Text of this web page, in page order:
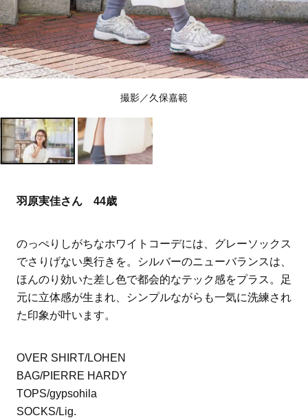
撮影／久保嘉範
羽原実佳さん 44歳
のっぺりしがちなホワイトコーデには、グレーソックス
でさりげない奥行きを。シルバーのニューバランスは、
ほんのり効いた差し色で都会的なテック感をプラス。足
元に立体感が生まれ、シンプルながらも一気に洗練され
た印象が叶います。
OVER SHIRT/LOHEN
BAG/PIERRE HARDY
TOPS/gypsohila
SOCKS/Lig.